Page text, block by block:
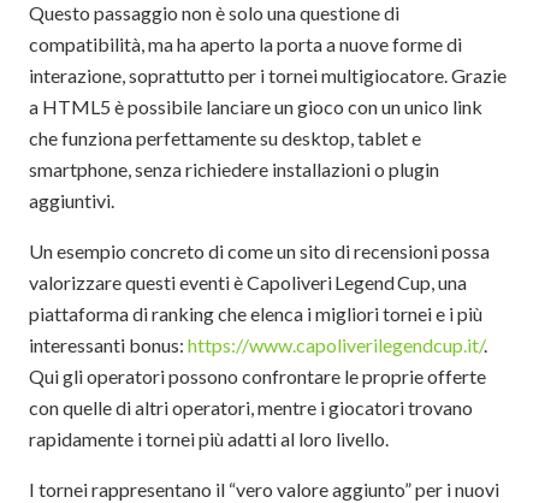
Questo passaggio non è solo una questione di
compatibilità, ma ha aperto la porta a nuove forme di
interazione, soprattutto per i tornei multigiocatore. Grazie
a HTML5 è possibile lanciare un gioco con un unico link
che funziona perfettamente su desktop, tablet e
smartphone, senza richiedere installazioni o plugin
aggiuntivi.
Un esempio concreto di come un sito di recensioni possa
valorizzare questi eventi è Capoliveri Legend Cup, una
piattaforma di ranking che elenca i migliori tornei e i più
interessanti bonus: https://www.capoliverilegendcup.it/.
Qui gli operatori possono confrontare le proprie offerte
con quelle di altri operatori, mentre i giocatori trovano
rapidamente i tornei più adatti al loro livello.
I tornei rappresentano il “vero valore aggiunto” per i nuovi